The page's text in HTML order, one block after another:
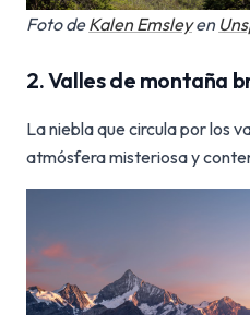
Foto deKalen Emsleyen
2. Valles de montaña
La niebla que circula por los
atmósfera misteriosa y